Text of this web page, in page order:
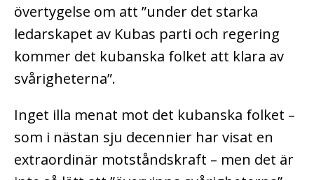
övertygelse om att ”under det starka
ledarskapet av Kubas parti och regering
kommer det kubanska folket att klara av
svårigheterna”.
Inget illa menat mot det kubanska folket –
som i nästan sju decennier har visat en
extraordinär motståndskraft – men det är